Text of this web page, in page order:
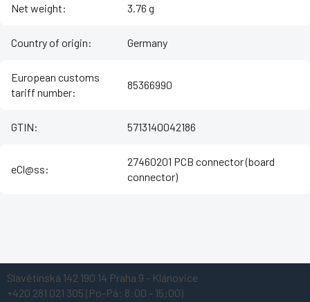
Net weight: 3.76 g
Country of origin: Germany
European customs
tariff number:
85366990
GTIN: 5713140042186
eCl@ss:
27460201 PCB connector (board
connector)
Slavětínská 142 190 14 Praha 9 - Klánovice
+420 281 021 305 (Po-Pá: 8:00 - 15:00)